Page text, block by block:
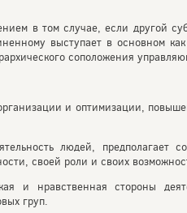
в том случае, если другой
выступает в основном
соположения
и оптимизации,
людей, предполагает
своей роли и своих
и нравственная стороны
груп.